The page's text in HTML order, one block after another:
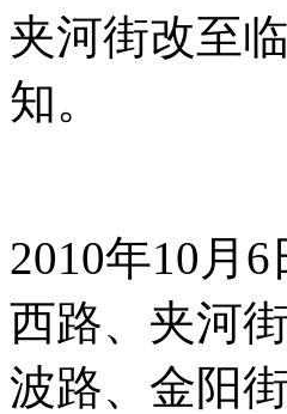
夹河街改至
知。
2010年10月
西路、夹河
波路、金阳